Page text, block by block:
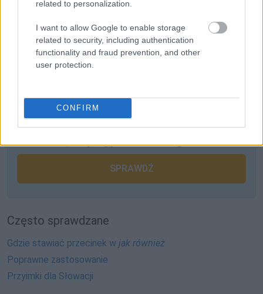
related to personalization.
I want to allow Google to enable storage
related to security, including authentication
functionality and fraud prevention, and other
user protection.
CONFIRM
czterdziestosiedmiolatkowi;
czterdziestosiedmiolatku
Pozostały wątpliwości? Brakuje czegoś w haśle?
Zobacz, co zyskują abonenci Dobrego słownika.
SPRAWDŹ
Często sprawdzane
Gdzie stawiać przecinek w jak również
Poprawne zastosowanie
Przyimki dla Słowacji